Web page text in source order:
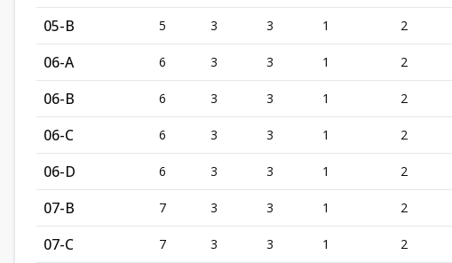
05-B 5 3 3 1 2
06-A 6 3 3 1 2
06-B 6 3 3 1 2
06-C 6 3 3 1 2
06-D 6 3 3 1 2
07-B 7 3 3 1 2
07-C 7 3 3 1 2